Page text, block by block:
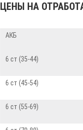
ЦЕНЫ НА
АКБ
6 ст (35-44)
6 ст (45-54)
6 ст (55-69)